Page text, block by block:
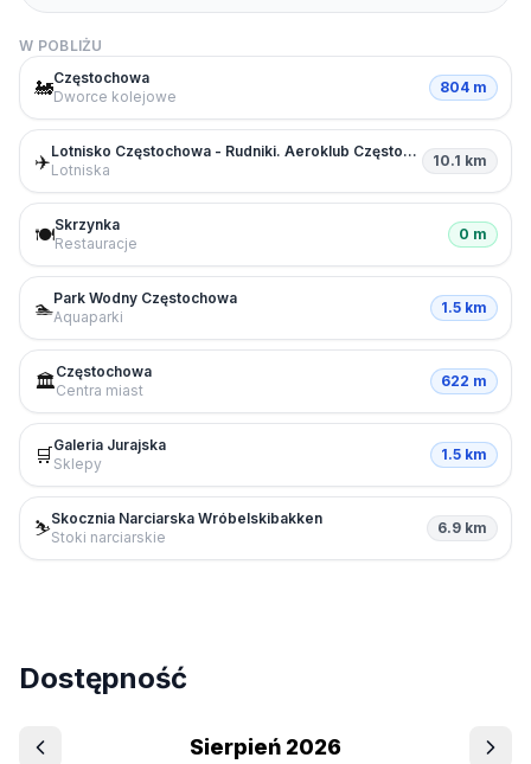
W POBLIŻU
🚂Częstochowa
Dworce kolejowe
804 m
✈️
Lotnisko Częstochowa - Rudniki. Aeroklub Częstochowski - loty widokowe i szkolenia lotnicze
Lotniska
10.1 km
🍽️Skrzynka
Restauracje
0 m
🏊Park Wodny Częstochowa
Aquaparki
1.5 km
🏛️Częstochowa
Centra miast
622 m
🛒Galeria Jurajska
Sklepy
1.5 km
⛷️Skocznia Narciarska Wróbelskibakken
Stoki narciarskie
6.9 km
Dostępność
Sierpień 2026